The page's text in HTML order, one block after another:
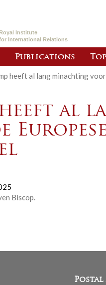
Institute
International Relations
Publications
heeft al lang minachting
heeft al
Biscop.
Postal